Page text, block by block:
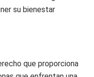
su bienestar
que proporciona